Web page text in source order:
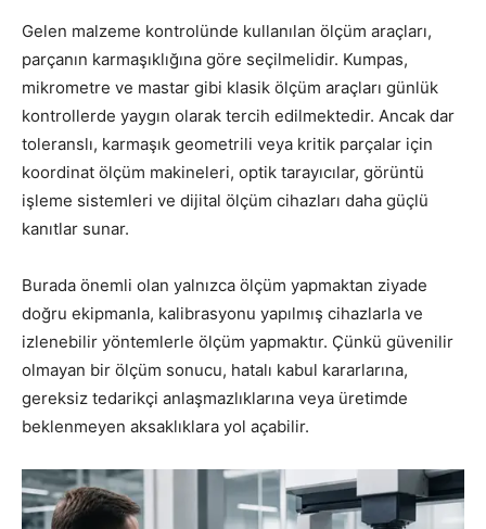
Gelen malzeme kontrolünde kullanılan ölçüm araçları,
parçanın karmaşıklığına göre seçilmelidir. Kumpas,
mikrometre ve mastar gibi klasik ölçüm araçları günlük
kontrollerde yaygın olarak tercih edilmektedir. Ancak dar
toleranslı, karmaşık geometrili veya kritik parçalar için
koordinat ölçüm makineleri, optik tarayıcılar, görüntü
işleme sistemleri ve dijital ölçüm cihazları daha güçlü
kanıtlar sunar.
Burada önemli olan yalnızca ölçüm yapmaktan ziyade
doğru ekipmanla, kalibrasyonu yapılmış cihazlarla ve
izlenebilir yöntemlerle ölçüm yapmaktır. Çünkü güvenilir
olmayan bir ölçüm sonucu, hatalı kabul kararlarına,
gereksiz tedarikçi anlaşmazlıklarına veya üretimde
beklenmeyen aksaklıklara yol açabilir.